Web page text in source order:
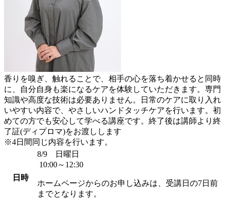
香りを嗅ぎ、触れることで、相手の心を落ち着かせると同時
に、自分自身も楽になるケアを体験していただきます。専門
知識や高度な技術は必要ありません。日常のケアに取り入れ
いやすい内容で、やさしいハンドタッチケアを行います。初
めての方でも安心して学べる講座です。終了後は講師より終
了証(ディプロマ)をお渡しします
※4日間同じ内容を行います。
日時
8/9 日曜日
10:00～12:30
ホームページからのお申し込みは、受講日の7日前
までとなります。